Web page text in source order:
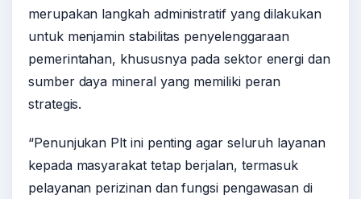
merupakan langkah administratif yang dilakukan
untuk menjamin stabilitas penyelenggaraan
pemerintahan, khususnya pada sektor energi dan
sumber daya mineral yang memiliki peran
strategis.
“Penunjukan Plt ini penting agar seluruh layanan
kepada masyarakat tetap berjalan, termasuk
pelayanan perizinan dan fungsi pengawasan di